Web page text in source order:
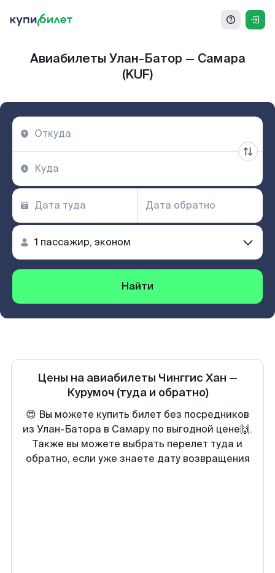
Авиабилеты Улан-Батор — Самара
(KUF)
Найти
Цены на авиабилеты Чинггис Хан —
Курумоч (туда и обратно)
😍 Вы можете купить билет без посредников
из Улан-Батора в Самару по выгодной цене🙌.
Также вы можете выбрать перелет туда и
обратно, если уже знаете дату возвращения